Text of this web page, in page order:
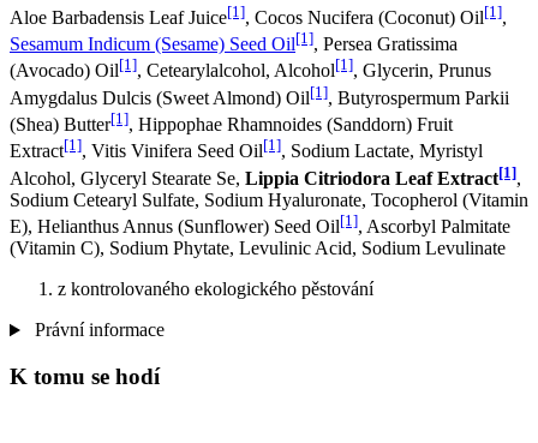
Aloe Barbadensis Leaf Juice[1], Cocos Nucifera (Coconut) Oil[1],
Sesamum Indicum (Sesame) Seed Oil[1], Persea Gratissima
(Avocado) Oil[1], Cetearylalcohol, Alcohol[1], Glycerin, Prunus
Amygdalus Dulcis (Sweet Almond) Oil[1], Butyrospermum Parkii
(Shea) Butter[1], Hippophae Rhamnoides (Sanddorn) Fruit
Extract[1], Vitis Vinifera Seed Oil[1], Sodium Lactate, Myristyl
Alcohol, Glyceryl Stearate Se, Lippia Citriodora Leaf Extract[1],
Sodium Cetearyl Sulfate, Sodium Hyaluronate, Tocopherol (Vitamin
E), Helianthus Annus (Sunflower) Seed Oil[1], Ascorbyl Palmitate
(Vitamin C), Sodium Phytate, Levulinic Acid, Sodium Levulinate
z kontrolovaného ekologického pěstování
Právní informace
K tomu se hodí